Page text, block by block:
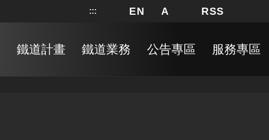
::: 網站地圖
EN A 局長信箱
RSS
鐵道計畫 鐵道業務 公告專區 服務專區